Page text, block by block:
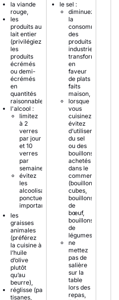
la viande
rouge,
les
produits au
lait entier
(privilégiez
les
produits
écrémés
ou demi-
écrémés
en
quantités
raisonnables),
l'alcool :
limitez
à 2
verres
par jour
et 10
verres
par
semaine,
évitez
les
alcoolisations
ponctuelles
importantes
les
graisses
animales
(préférez
la cuisine à
l’huile
d’olive
plutôt
qu’au
beurre),
réglisse (pastis,
tisanes,
le sel :
diminuez
la
consommation
des
produits
industriels
transformés
en
faveur
de plats
faits
maison,
lorsque
vous
cuisinez,
évitez
d’utiliser
du sel
ou des
bouillons
achetés
dans le
commerce
(bouillons
cubes,
bouillons
de
bœuf,
bouillons
de
légumes...),
ne
mettez
pas de
salière
sur la
table
lors des
repas,